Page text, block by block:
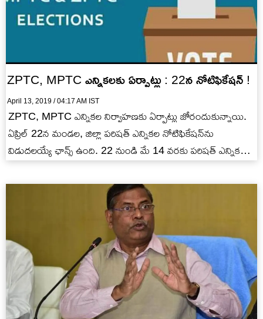
ZPTC, MPTC ఎన్నికలకు ఏర్పాట్లు : 22న నోటిఫికేషన్ !
April 13, 2019 / 04:17 AM IST
ZPTC, MPTC ఎన్నికల నిర్వాహణకు ఏర్పాట్లు జోరందుకున్నాయి.
ఏప్రిల్ 22న మండల, జిల్లా పరిషత్ ఎన్నికల నోటిఫికేషన్‌ను
విడుదలయ్యే ఛాన్స్ ఉంది. 22 నుండి మే 14 వరకు పరిషత్ ఎన్నికల